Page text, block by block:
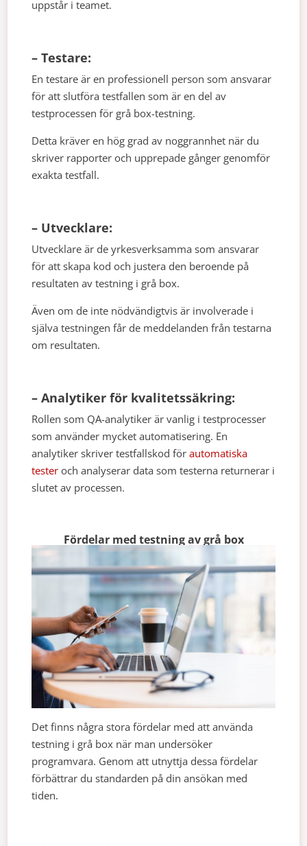
uppstår i teamet.
– Testare:
En testare är en professionell person som ansvarar
för att slutföra testfallen som är en del av
testprocessen för grå box-testning.
Detta kräver en hög grad av noggrannhet när du
skriver rapporter och upprepade gånger genomför
exakta testfall.
– Utvecklare:
Utvecklare är de yrkesverksamma som ansvarar
för att skapa kod och justera den beroende på
resultaten av testning i grå box.
Även om de inte nödvändigtvis är involverade i
själva testningen får de meddelanden från testarna
om resultaten.
– Analytiker för kvalitetssäkring:
Rollen som QA-analytiker är vanlig i testprocesser
som använder mycket automatisering. En
analytiker skriver testfallskod förautomatiska
tester och analyserar data som testerna returnerar i
slutet av processen.
Fördelar med testning av grå box
Det finns några stora fördelar med att använda
testning i grå box när man undersöker
programvara. Genom att utnyttja dessa fördelar
förbättrar du standarden på din ansökan med
tiden.